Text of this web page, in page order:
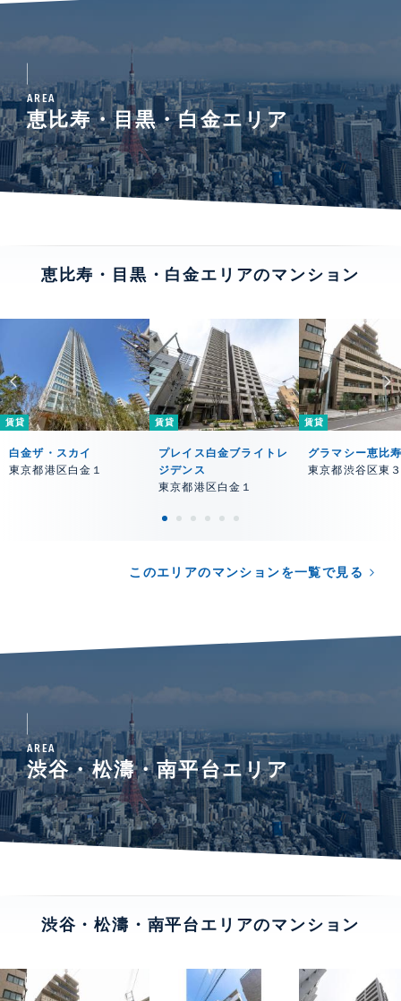
AREA
恵比寿・目黒・白金エリア
恵比寿・目黒・白金エリアのマンション
賃貸
白金ザ・スカイ
東京都港区白金１
賃貸
プレイス白金ブライトレ
ジデンス
東京都港区白金１
賃貸
グラマシー恵比
東京都渋谷区東
このエリアのマンションを一覧で見る
AREA
渋谷・松濤・南平台エリア
渋谷・松濤・南平台エリアのマンション